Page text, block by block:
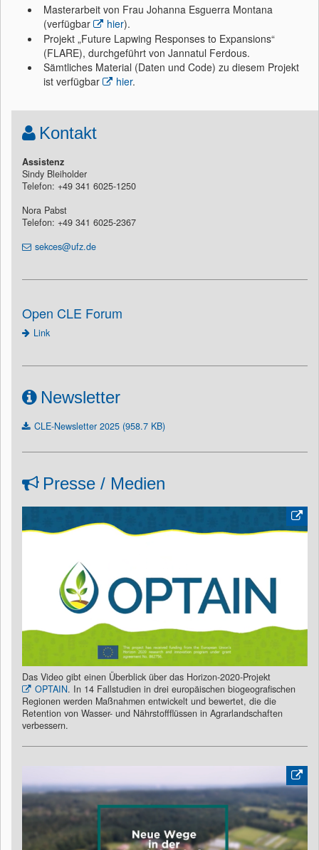
Masterarbeit von Frau Johanna Esguerra Montana
(verfügbar
hier).
Projekt „Future Lapwing Responses to Expansions“
(FLARE), durchgeführt von Jannatul Ferdous.
Sämtliches Material (Daten und Code) zu diesem Projekt
ist verfügbar
hier.
Kontakt
Assistenz
Sindy Bleiholder
Telefon: +49 341 6025-1250
Nora Pabst
Telefon: +49 341 6025-2367
sekces@ufz.de
Open CLE Forum
Link
Newsletter
CLE-Newsletter 2025 (958.7 KB)
Presse / Medien
Das Video gibt einen Überblick über das Horizon-2020-Projekt
OPTAIN. In 14 Fallstudien in drei europäischen biogeografischen
Regionen werden Maßnahmen entwickelt und bewertet, die die
Retention von Wasser- und Nährstoffflüssen in Agrarlandschaften
verbessern.